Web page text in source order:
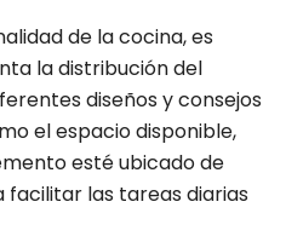
de la cocina, es
la distribución del
diseños y consejos
el espacio disponible,
esté ubicado de
las tareas diarias